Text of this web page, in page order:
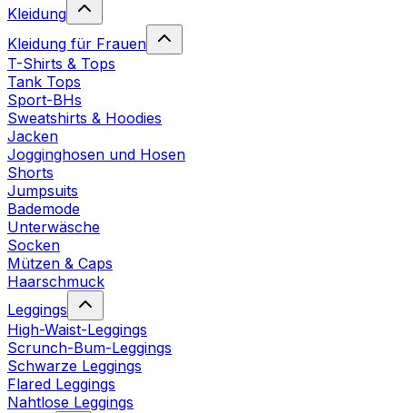
Kleidung
Kleidung für Frauen
T-Shirts & Tops
Tank Tops
Sport-BHs
Sweatshirts & Hoodies
Jacken
Jogginghosen und Hosen
Shorts
Jumpsuits
Bademode
Unterwäsche
Socken
Mützen & Caps
Haarschmuck
Leggings
High-Waist-Leggings
Scrunch-Bum-Leggings
Schwarze Leggings
Flared Leggings
Nahtlose Leggings